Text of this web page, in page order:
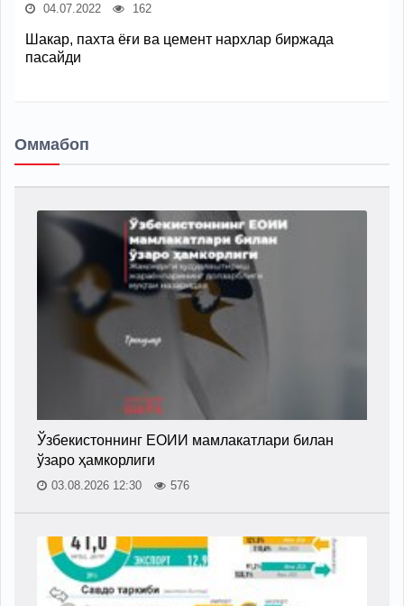
04.07.2022 162
Шакар, пахта ёғи ва цемент нархлар биржада
пасайди
Оммабоп
Ўзбекистоннинг ЕОИИ мамлакатлари билан
ўзаро ҳамкорлиги
03.08.2026 12:30 576